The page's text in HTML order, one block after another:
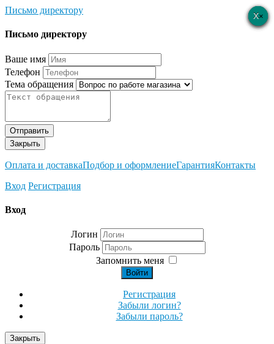
Письмо директору
×
Письмо директору
Ваше имя
Телефон
Тема обращения
Отправить
Закрыть
Оплата и доставкаПодбор и оформлениеГарантияКонтакты
Вход Регистрация
×
Вход
Логин
Пароль
Запомнить меня
Войти
Регистрация
Забыли логин?
Забыли пароль?
Закрыть
×
×
×